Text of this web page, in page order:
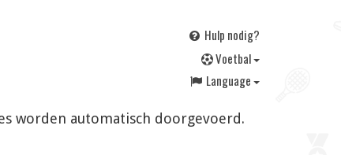
Hulp nodig?
Voetbal
Language
worden automatisch doorgevoerd.